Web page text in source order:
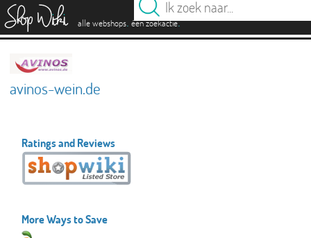
alle webshops. één zoekactie.
avinos-wein.de
Ratings and Reviews
More Ways to Save